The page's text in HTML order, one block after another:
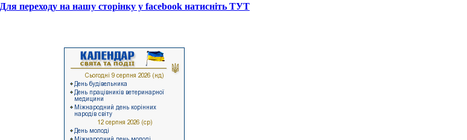
Для переходу на нашу сторінку у facebook натисніть ТУТ